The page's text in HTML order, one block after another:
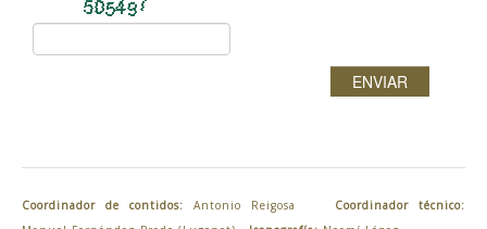
ENVIAR
Coordinador de contidos: Antonio Reigosa Coordinador técnico: